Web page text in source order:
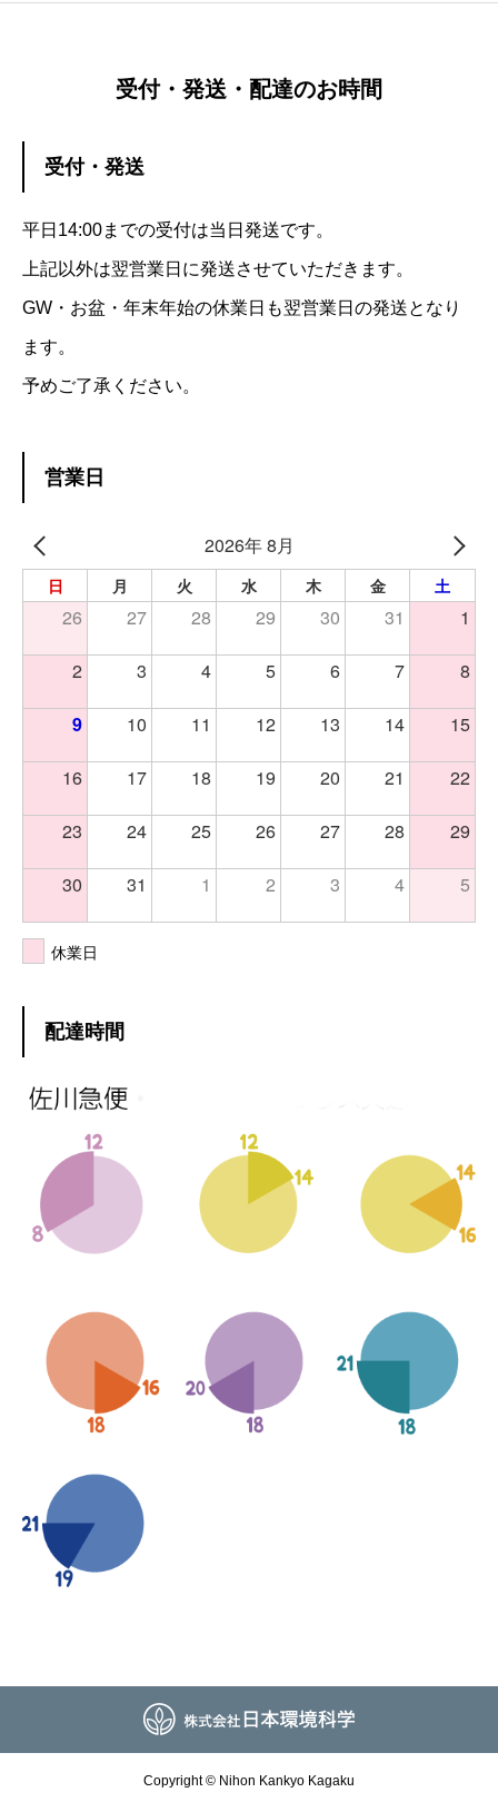
受付・発送・配達のお時間
受付・発送
平日14:00までの受付は当日発送です。
上記以外は翌営業日に発送させていただきます。
GW・お盆・年末年始の休業日も翌営業日の発送となり
ます。
予めご了承ください。
営業日
2026年 8月
日 月 火 水 木 金 土
26 27 28 29 30 31 1
2 3 4 5 6 7 8
9 10 11 12 13 14 15
16 17 18 19 20 21 22
23 24 25 26 27 28 29
30 31 1 2 3 4 5
休業日
配達時間
Copyright © Nihon Kankyo Kagaku